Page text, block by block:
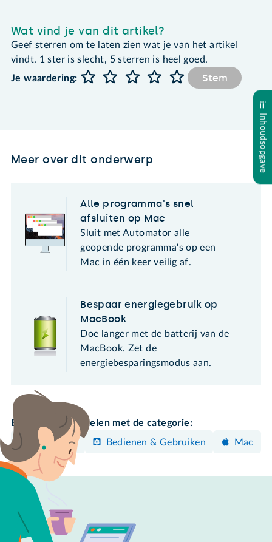
Inhoudsopgave
Wat vind je van dit artikel?
Geef sterren om te laten zien wat je van het artikel
vindt. 1 ster is slecht, 5 sterren is heel goed.
Je waardering:
Stem
Meer over dit onderwerp
Alle programma's snel
afsluiten op Mac
Sluit met Automator alle
geopende programma's op een
Mac in één keer veilig af.
Bespaar energiegebruik op
MacBook
Doe langer met de batterij van de
MacBook. Zet de
energiebesparingsmodus aan.
Bekijk meer artikelen met de categorie:
Herstellen
Bedienen & Gebruiken Mac